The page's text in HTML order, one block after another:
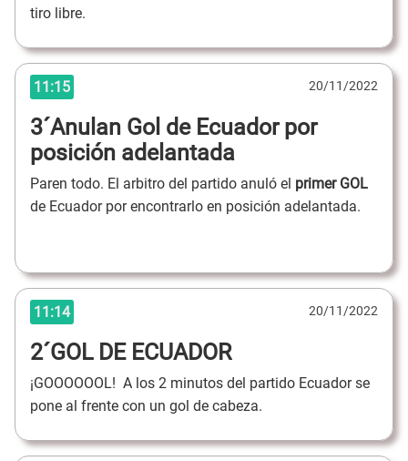
tiro libre.
11:15 20/11/2022
3´Anulan Gol de Ecuador por
posición adelantada
Paren todo. El arbitro del partido anuló el primer GOL
de Ecuador por encontrarlo en posición adelantada.
11:14 20/11/2022
2´GOL DE ECUADOR
¡GOOOOOOL! A los 2 minutos del partido Ecuador se
pone al frente con un gol de cabeza.